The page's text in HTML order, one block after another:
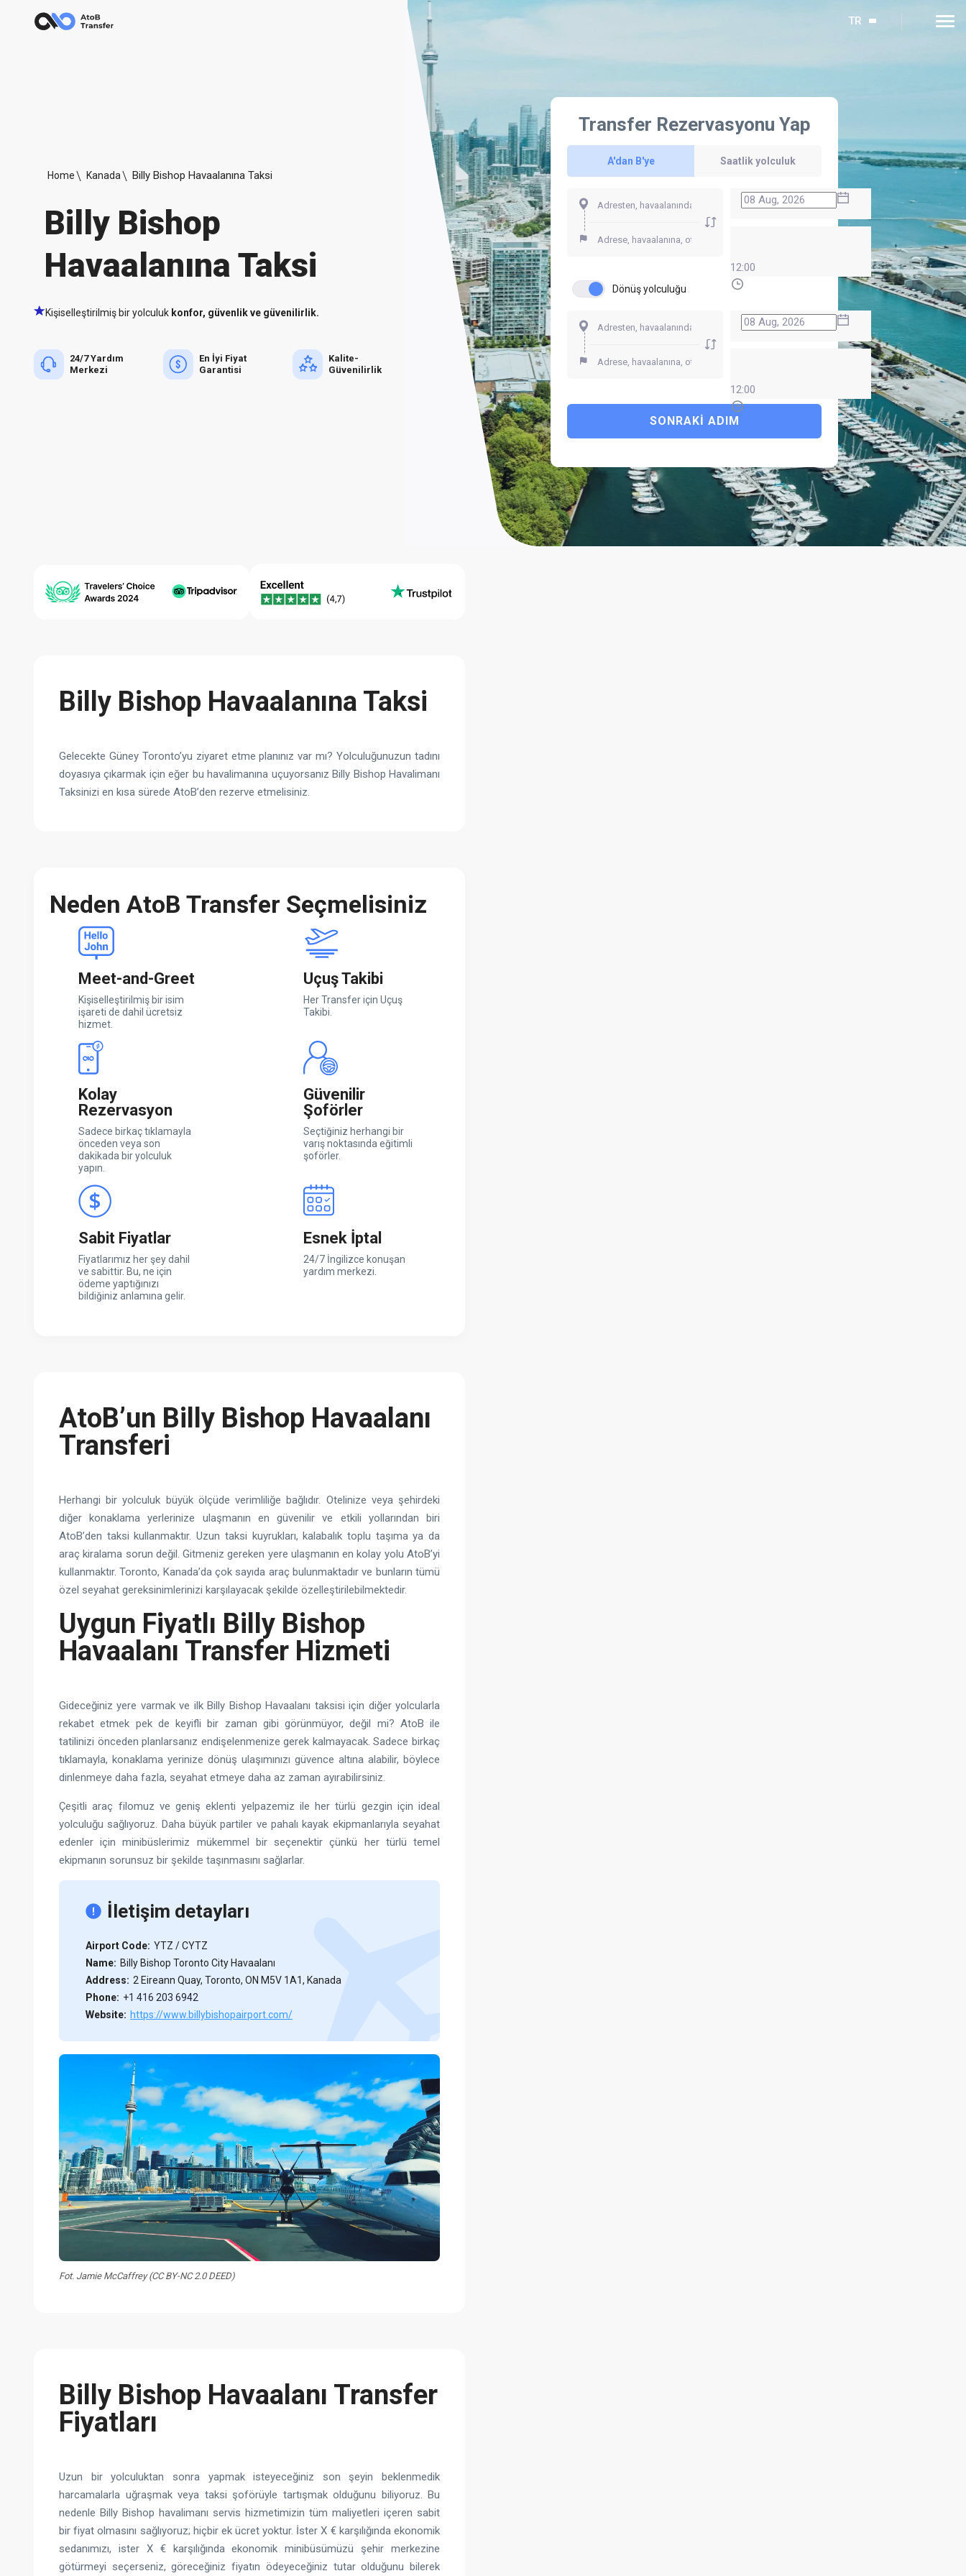
TR
Home Kanada Billy Bishop Havaalanına Taksi
Billy Bishop
Havaalanına Taksi
Kişiselleştirilmiş bir yolculuk konfor, güvenlik ve güvenilirlik.
24/7 Yardım
Merkezi
En İyi Fiyat
Garantisi
Kalite-
Güvenilirlik
Transfer Rezervasyonu Yap
A'dan B'ye Saatlik yolculuk
12:00
Dönüş yolculuğu
12:00
SONRAKI ADIM
Billy Bishop Havaalanına Taksi
Gelecekte Güney Toronto’yu ziyaret etme planınız var mı? Yolculuğunuzun tadını
doyasıya çıkarmak için eğer bu havalimanına uçuyorsanız Billy Bishop Havalimanı
Taksinizi en kısa sürede AtoB’den rezerve etmelisiniz.
Neden AtoB Transfer Seçmelisiniz
Meet-and-Greet
Kişiselleştirilmiş bir isim
işareti de dahil ücretsiz
hizmet.
Uçuş Takibi
Her Transfer için Uçuş
Takibi.
Kolay
Rezervasyon
Sadece birkaç tıklamayla
önceden veya son
dakikada bir yolculuk
yapın.
Güvenilir
Şoförler
Seçtiğiniz herhangi bir
varış noktasında eğitimli
şoförler.
Sabit Fiyatlar
Fiyatlarımız her şey dahil
ve sabittir. Bu, ne için
ödeme yaptığınızı
bildiğiniz anlamına gelir.
Esnek İptal
24/7 İngilizce konuşan
yardım merkezi.
AtoB’un Billy Bishop Havaalanı
Transferi
Herhangi bir yolculuk büyük ölçüde verimliliğe bağlıdır. Otelinize veya şehirdeki
diğer konaklama yerlerinize ulaşmanın en güvenilir ve etkili yollarından biri
AtoB’den taksi kullanmaktır. Uzun taksi kuyrukları, kalabalık toplu taşıma ya da
araç kiralama sorun değil. Gitmeniz gereken yere ulaşmanın en kolay yolu AtoB’yi
kullanmaktır. Toronto, Kanada’da çok sayıda araç bulunmaktadır ve bunların tümü
özel seyahat gereksinimlerinizi karşılayacak şekilde özelleştirilebilmektedir.
Uygun Fiyatlı Billy Bishop
Havaalanı Transfer Hizmeti
Gideceğiniz yere varmak ve ilk Billy Bishop Havaalanı taksisi için diğer yolcularla
rekabet etmek pek de keyifli bir zaman gibi görünmüyor, değil mi? AtoB ile
tatilinizi önceden planlarsanız endişelenmenize gerek kalmayacak. Sadece birkaç
tıklamayla, konaklama yerinize dönüş ulaşımınızı güvence altına alabilir, böylece
dinlenmeye daha fazla, seyahat etmeye daha az zaman ayırabilirsiniz.
Çeşitli araç filomuz ve geniş eklenti yelpazemiz ile her türlü gezgin için ideal
yolculuğu sağlıyoruz. Daha büyük partiler ve pahalı kayak ekipmanlarıyla seyahat
edenler için minibüslerimiz mükemmel bir seçenektir çünkü her türlü temel
ekipmanın sorunsuz bir şekilde taşınmasını sağlarlar.
İletişim detayları
Airport Code: YTZ / CYTZ
Name: Billy Bishop Toronto City Havaalanı
Address: 2 Eireann Quay, Toronto, ON M5V 1A1, Kanada
Phone: +1 416 203 6942
Website: https://www.billybishopairport.com/
Fot. Jamie McCaffrey (CC BY-NC 2.0 DEED)
Billy Bishop Havaalanı Transfer
Fiyatları
Uzun bir yolculuktan sonra yapmak isteyeceğiniz son şeyin beklenmedik
harcamalarla uğraşmak veya taksi şoförüyle tartışmak olduğunu biliyoruz. Bu
nedenle Billy Bishop havalimanı servis hizmetimizin tüm maliyetleri içeren sabit
bir fiyat olmasını sağlıyoruz; hiçbir ek ücret yoktur. İster X € karşılığında ekonomik
sedanımızı, ister X € karşılığında ekonomik minibüsümüzü şehir merkezine
götürmeyi seçerseniz, göreceğiniz fiyatın ödeyeceğiniz tutar olduğunu bilerek